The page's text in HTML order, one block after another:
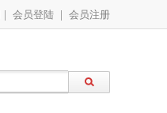
会员登陆 会员注册